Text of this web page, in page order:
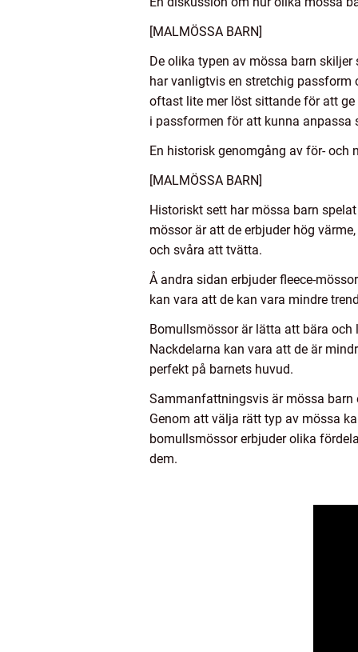
[MALMÖSSA BARN]
De olika typen av mössa barn
har vanligtvis en stretchig passform
oftast lite mer löst sittande för att
i passformen för att kunna anpassa
En historisk genomgång av för- och
[MALMÖSSA BARN]
Historiskt sett har mössa barn
mössor är att de erbjuder hög
och svåra att tvätta.
Å andra sidan erbjuder fleece-
kan vara att de kan vara mindre
Bomullsmössor är lätta att bära och
Nackdelarna kan vara att de är
perfekt på barnets huvud.
Sammanfattningsvis är mössa barn
Genom att välja rätt typ av mössa
bomullsmössor erbjuder olika
dem.